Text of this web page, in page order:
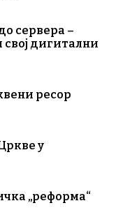
сервера –
дигитални
ресор
у
„реформа“